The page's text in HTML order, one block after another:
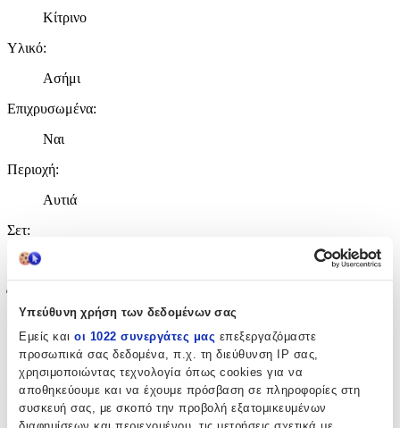
Υπεύθυνη χρήση των δεδομένων σας
Εμείς και οι 1022 συνεργάτες μας επεξεργαζόμαστε
προσωπικά σας δεδομένα, π.χ. τη διεύθυνση IP σας,
χρησιμοποιώντας τεχνολογία όπως cookies για να
αποθηκεύουμε και να έχουμε πρόσβαση σε πληροφορίες στη
συσκευή σας, με σκοπό την προβολή εξατομικευμένων
Κίτρινο
Υλικό:
Ασήμι
Επιχρυσωμένα:
Ναι
Περιοχή:
Αυτιά
Σετ:
Piercing
Όχι
Νυφικά:
Όχι